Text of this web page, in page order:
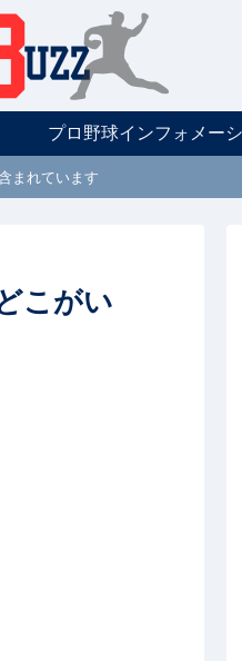
プロ野球インフォメー
まれています
こがい